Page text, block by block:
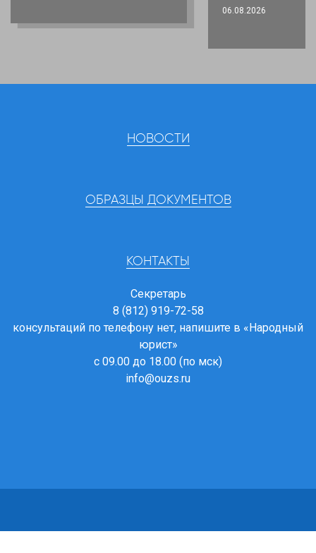
06.08.2026
НОВОСТИ
ОБРАЗЦЫ ДОКУМЕНТОВ
КОНТАКТЫ
Секретарь
8 (812) 919-72-58
консультаций по телефону нет, напишите в «Народный
юрист»
с 09.00 до 18.00 (по мск)
info@ouzs.ru